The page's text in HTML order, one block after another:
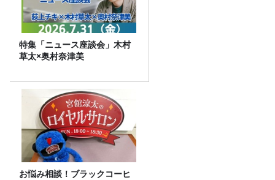
特集「ニュース座談会」木村
草太×奥村奈津美
お悩み相談！ブラックコーヒ